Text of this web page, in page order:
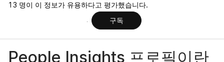
13 명이 이 정보가 유용하다고 평가했습니다.
구독
People Insights 프로필이란